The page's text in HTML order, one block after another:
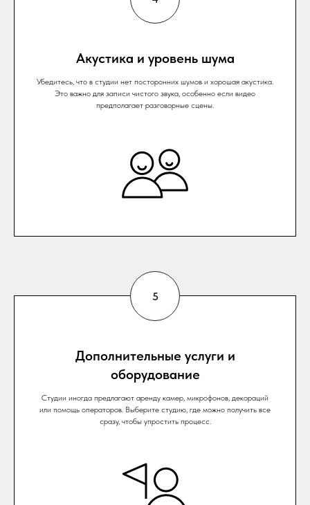
Акустика и уровень шума
Убедитесь, что в студии нет посторонних шумов и хорошая акустика.
Это важно для записи чистого звука, особенно если видео
предполагает разговорные сцены.
Дополнительные услуги и
оборудование
Студии иногда предлагают аренду камер, микрофонов, декораций
или помощь операторов. Выберите студию, где можно получить все
сразу, чтобы упростить процесс.